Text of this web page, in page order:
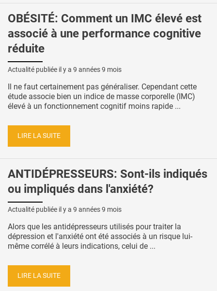
OBÉSITÉ: Comment un IMC élevé est
associé à une performance cognitive
réduite
Actualité publiée il y a 9 années 9 mois
Il ne faut certainement pas généraliser. Cependant cette
étude associe bien un indice de masse corporelle (IMC)
élevé à un fonctionnement cognitif moins rapide ...
LIRE LA SUITE
ANTIDÉPRESSEURS: Sont-ils indiqués
ou impliqués dans l'anxiété?
Actualité publiée il y a 9 années 9 mois
Alors que les antidépresseurs utilisés pour traiter la
dépression et l'anxiété ont été associés à un risque lui-
même corrélé à leurs indications, celui de ...
LIRE LA SUITE